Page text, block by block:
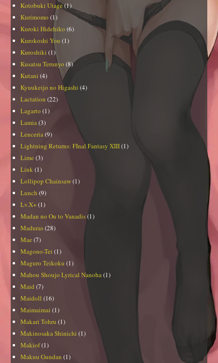
Kotobuki Utage(1)
Kurimomo (1)
Kuroki Hidehiko (6)
Kurokoshi You (1)
Kuroshiki (1)
Kusatsu Terunyo (8)
Kutani (4)
Kyuukeijo no Higashi (4)
Lactation (22)
Lagarto (1)
Lamia (3)
Lenceria (9)
Lightning Returns: FInal Fantasy XIII(1)
Lime (3)
Link (1)
Lollipop Chainsaw(1)
Lunch (9)
Lv.X+(1)
Madan no Ou to Vanadis(1)
Maduras(28)
Mae (7)
Magono-Tei (1)
Maguro Teikoku (1)
Mahou Shoujo Lyrical Nanoha (1)
Maid (7)
Maidoll (16)
Maimaimai (1)
Makari Tohru (1)
Makinosaka Shinichi (1)
Makiof(1)
Makuu Gundan (1)